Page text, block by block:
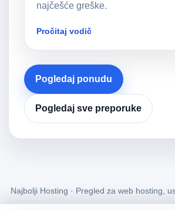
najčešće greške.
Pročitaj vodič
Pogledaj ponudu
Pogledaj sve preporuke
Najbolji Hosting · Pregled za web hosting,